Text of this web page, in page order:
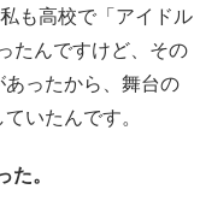
も高校で「アイドル
たんですけど、その
ったから、舞台の
いたんです。
。